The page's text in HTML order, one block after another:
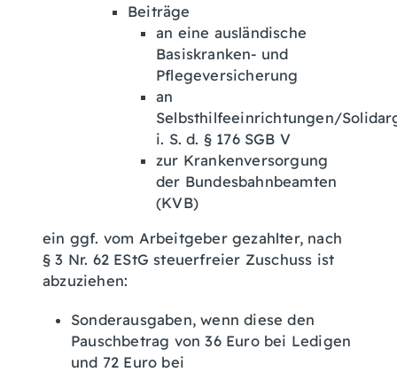
Beiträge
an eine ausländische
Basiskranken- und
Pflegeversicherung
an
Selbsthilfeeinrichtungen/
i. S. d. § 176 SGB V
zur Krankenversorgung
der Bundesbahnbeamten
(KVB)
ein ggf. vom Arbeitgeber gezahlter, nach
§ 3 Nr. 62 EStG steuerfreier Zuschuss ist
abzuziehen:
Sonderausgaben, wenn diese den
Pauschbetrag von 36 Euro bei Ledigen
und 72 Euro bei